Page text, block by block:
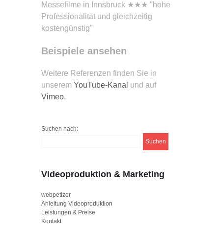
Messefilme in Innsbruck ★★★ "hohe
Professionalität und gleichzeitig
kostengünstig"
Beispiele ansehen
Weitere Referenzen finden Sie in
unserem YouTube-Kanal und auf
Vimeo.
Suchen nach:
Videoproduktion & Marketing
webpetizer
Anleitung Videoproduktion
Leistungen & Preise
Kontakt